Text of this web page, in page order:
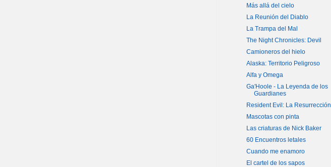
Más allá del cielo
La Reunión del Diablo
La Trampa del Mal
The Night Chronicles: Devil
Camioneros del hielo
Alaska: Territorio Peligroso
Alfa y Omega
Ga'Hoole - La Leyenda de los
Guardianes
Resident Evil: La Resurrección
Mascotas con pinta
Las criaturas de Nick Baker
60 Encuentros letales
Cuando me enamoro
El cartel de los sapos